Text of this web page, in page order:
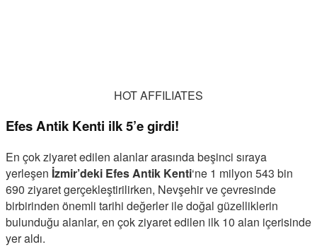
HOT AFFILIATES
Efes Antik Kenti ilk 5’e girdi!
En çok ziyaret edilen alanlar arasında beşinci sıraya
yerleşen İzmir’deki Efes Antik Kenti‘ne 1 milyon 543 bin
690 ziyaret gerçekleştirilirken, Nevşehir ve çevresinde
birbirinden önemli tarihi değerler ile doğal güzelliklerin
bulunduğu alanlar, en çok ziyaret edilen ilk 10 alan içerisinde
yer aldı.